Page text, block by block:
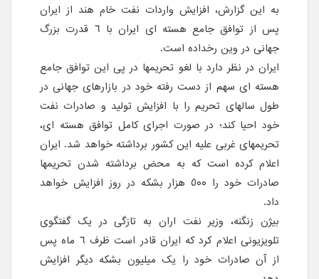
به این گزارش، افزایش واردات نفت خام هند از ایران
پس از توافق جامع هسته ای ایران با ٦ قدرت بزرگ
جهانی در وین رخداده است.
ایران در نظر دارد با لغو تحریمها در پی این توافق جامع
هسته ای سهم از دست رفته خود در بازارهای جهانی در
طول سالهای تحریم را با افزایش تولید و صادرات نفت
خود احیا کند؛ در صورت اجرای کامل توافق هسته ای،
تحریمهای غربی علیه این کشور برداشته خواهد شد. ایران
اعلام کرده است که به محض برداشته شدن تحریمها
صادرات خود را ٥٠٠ هزار بشکه در روز افزایش خواهد
داد.
بیژن زنگنه، وزیر نفت اران به تازگی در یک گفتگوی
تلویزیونی اعلام کرد که ایران قادر است ظرف ٦ ماه پس
از آن صادرات خود را یک میلیون بشکه دیگر افزایش